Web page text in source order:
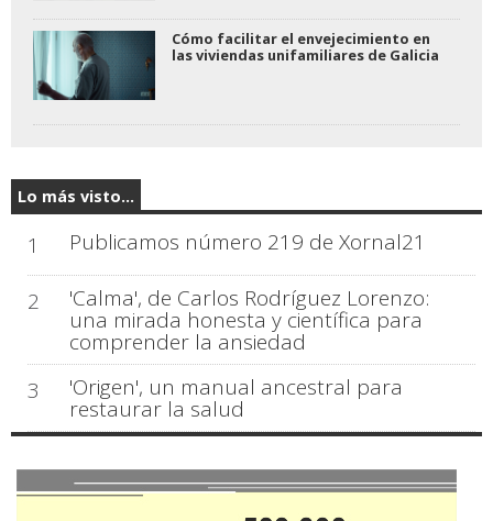
Cómo facilitar el envejecimiento en
las viviendas unifamiliares de Galicia
Lo más visto...
1 Publicamos número 219 de Xornal21
2 'Calma', de Carlos Rodríguez Lorenzo:
una mirada honesta y científica para
comprender la ansiedad
3
'Origen', un manual ancestral para
restaurar la salud